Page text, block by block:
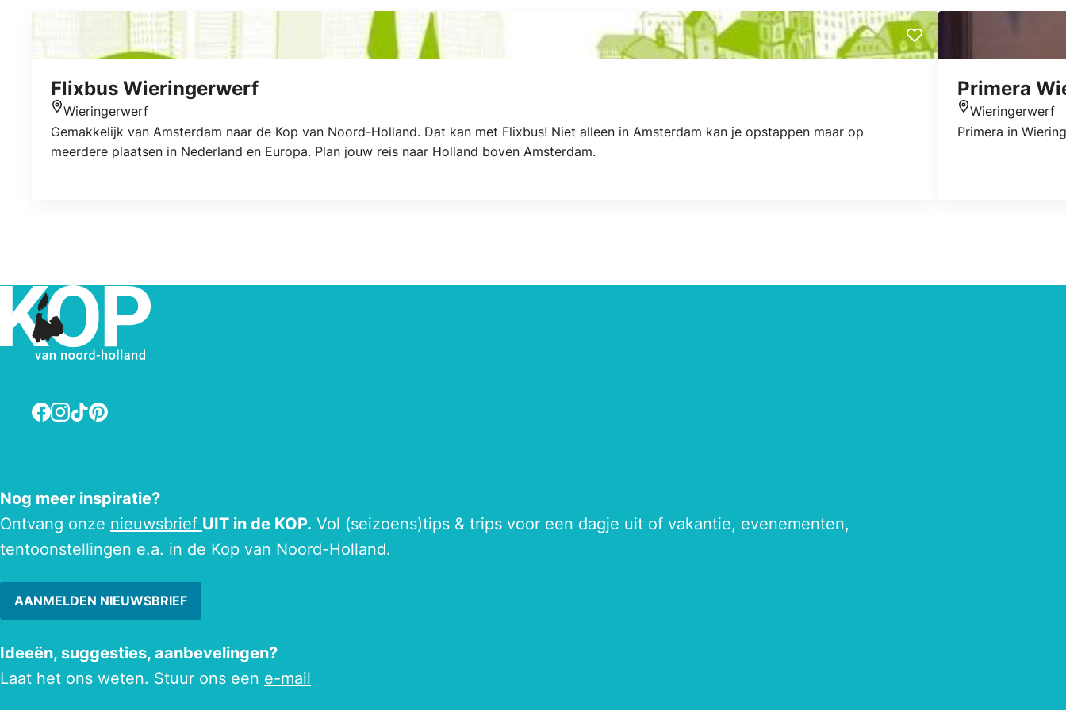
Flixbus Wieringerwerf
Wieringerwerf
Gemakkelijk van Amsterdam naar de Kop van Noord-Holland. Dat kan met Flixbus! Niet alleen in Amsterdam kan je opstappen maar op
meerdere plaatsen in Nederland en Europa. Plan jouw reis naar Holland boven Amsterdam.
Primera
Wieringerwerf
Primera in
Facebook
Instagram
TikTokPinterest
Nog meer inspiratie?
Ontvang onze nieuwsbrief UIT in de KOP. Vol (seizoens)tips & trips voor een dagje uit of vakantie, evenementen,
tentoonstellingen e.a. in de Kop van Noord-Holland.
AANMELDEN NIEUWSBRIEF
Ideeën, suggesties, aanbevelingen?
Laat het ons weten. Stuur ons een e-mail